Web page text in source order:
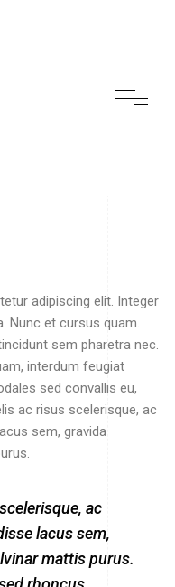
adipiscing elit. Integer
Nunc et cursus quam.
sem pharetra nec.
interdum feugiat
sed convallis eu,
ac risus scelerisque, ac
sem, gravida
ac
lacus sem,
mattis purus.